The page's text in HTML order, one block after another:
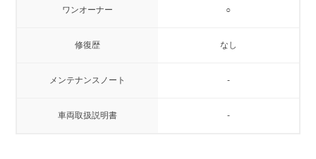
ワンオーナー ○
修復歴 なし
メンテナンスノート -
車両取扱説明書 -